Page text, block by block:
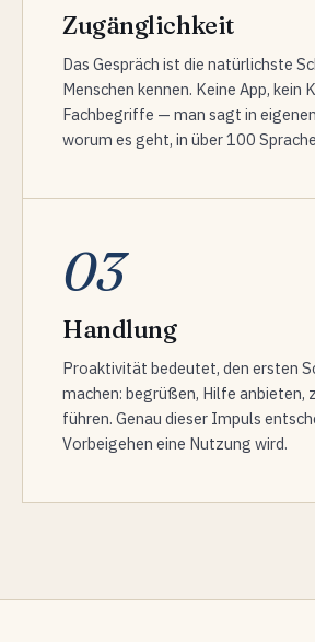
Zugänglichkeit
Das Gespräch ist die natürlichste
Menschen kennen. Keine App, kein
Fachbegriffe — man sagt in
worum es geht, in über 100
03
Handlung
Proaktivität bedeutet, den ersten
machen: begrüßen, Hilfe anbieten,
führen. Genau dieser Impuls
Vorbeigehen eine Nutzung wird.